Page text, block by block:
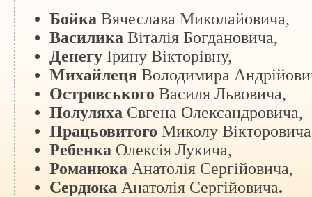
Бойка Вячеслава Миколайовича,
Василика Віталія Богдановича,
Денегу Ірину Вікторівну,
Михайлеця Володимира
Островського Василя Львовича,
Полуляха Євгена Олександровича,
Працьовитого Миколу
Ребенка Олексія Лукича,
Романюка Анатолія Сергійовича,
Сердюка Анатолія Сергійовича.